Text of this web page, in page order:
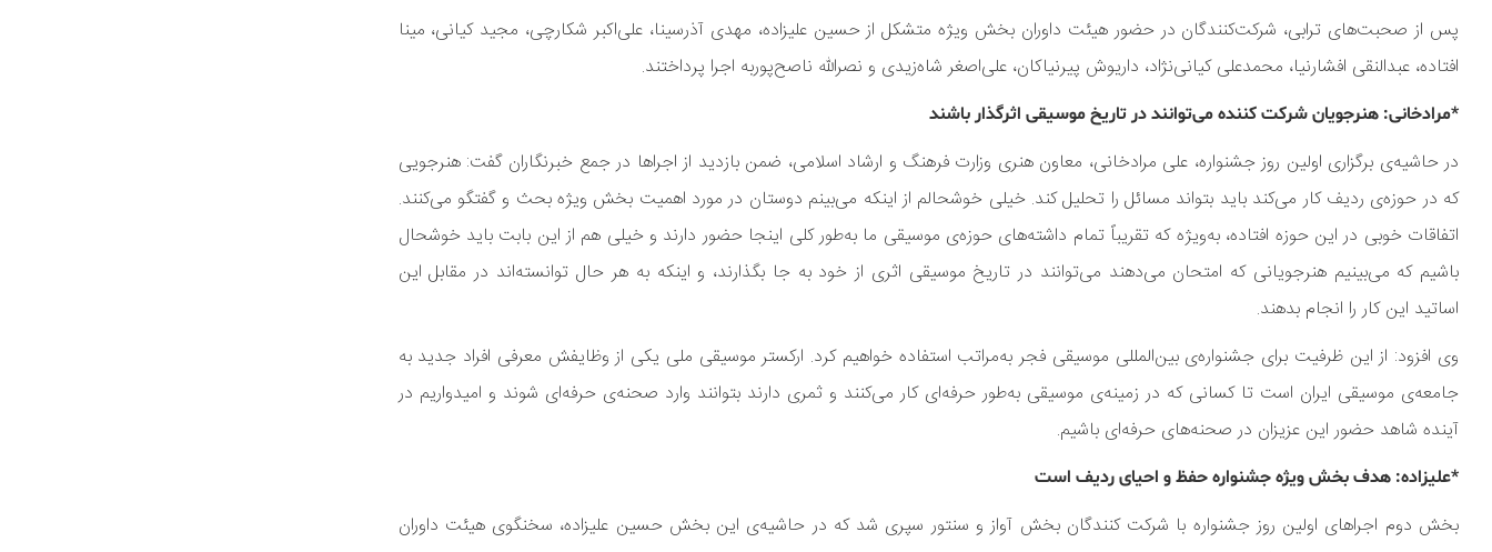
پس از صحبت‌های ترابی، شرکت‌کنندگان در حضور هیئت داوران بخش ویژه متشکل از حسین علیزاده، مهدی آذرسینا، علی‌اکبر شکارچی، مجید کیانی، مینا
افتاده، عبدالنقی افشارنیا، محمدعلی کیانی‌نژاد، داریوش پیرنیاکان، علی‌اصغر شاه‌زیدی و نصرالله ناصح‌پوربه اجرا پرداختند.
*مرادخانی: هنرجویان شرکت کننده می‌توانند در تاریخ موسیقی اثرگذار باشند
در حاشیه‌ی برگزاری اولین روز جشنواره، علی مرادخانی، معاون هنری وزارت فرهنگ و ارشاد اسلامی، ضمن بازدید از اجراها در جمع خبرنگاران گفت: هنرجویی
که در حوزه‌ی ردیف کار می‌کند باید بتواند مسائل را تحلیل کند. خیلی خوشحالم از اینکه می‌بینم دوستان در مورد اهمیت بخش ویژه بحث و گفتگو می‌کنند.
اتفاقات خوبی در این حوزه افتاده، به‌ویژه که تقریباً تمام داشته‌های حوزه‌ی موسیقی ما به‌طور کلی اینجا حضور دارند و خیلی هم از این بابت باید خوشحال
باشیم که می‌بینیم هنرجویانی که امتحان می‌دهند می‌توانند در تاریخ موسیقی اثری از خود به جا بگذارند، و اینکه به هر حال توانسته‌اند در مقابل این
اساتید این کار را انجام بدهند.
وی افزود: از این ظرفیت برای جشنواره‌ی بین‌المللی موسیقی فجر به‌مراتب استفاده خواهیم کرد. ارکستر موسیقی ملی یکی از وظایفش معرفی افراد جدید به
جامعه‌ی موسیقی ایران است تا کسانی که در زمینه‌ی موسیقی به‌طور حرفه‌ای کار می‌کنند و ثمری دارند بتوانند وارد صحنه‌ی حرفه‌ای شوند و امیدواریم در
آینده شاهد حضور این عزیزان در صحنه‌های حرفه‌ای باشیم.
*علیزاده: هدف بخش ویژه جشنواره حفظ و احیای ردیف است
بخش دوم اجراهای اولین روز جشنواره با شرکت کنندگان بخش آواز و سنتور سپری شد که در حاشیه‌ی این بخش حسین علیزاده، سخنگوی هیئت داوران